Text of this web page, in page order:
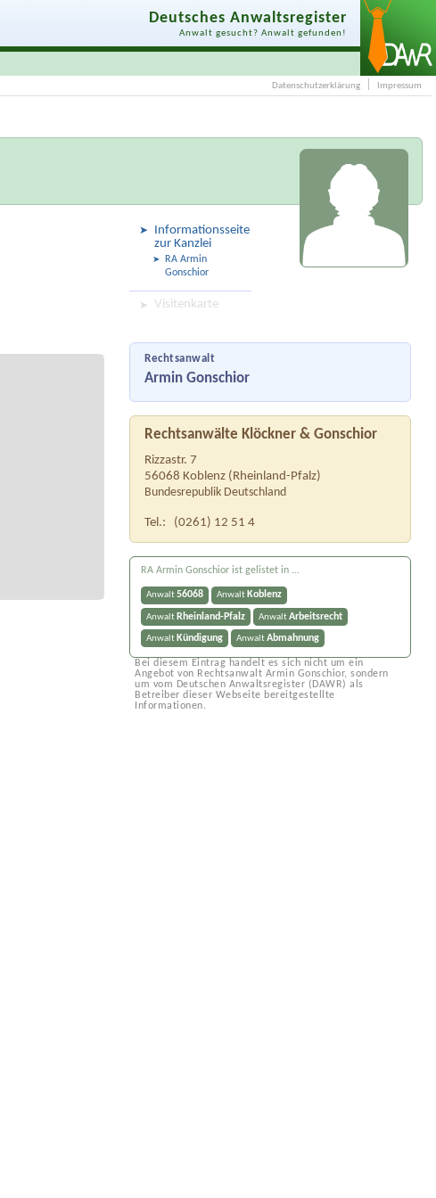
Deutsches Anwaltsregister
Anwalt gesucht? Anwalt gefunden!
Datenschutzerklärung Impressum
Informationsseite
zur Kanzlei
RA Armin
Gonschior
Visitenkarte
Rechtsanwalt
Armin Gonschior
Rechtsanwälte Klöckner & Gonschior
Rizzastr. 7
56068 Koblenz (Rheinland-Pfalz)
Bundesrepublik Deutschland
Tel.: (0261) 12 51 4
RA Armin Gonschior ist gelistet in ...
Anwalt56068 AnwaltKoblenz
Anwalt Rheinland-Pfalz AnwaltArbeitsrecht
Anwalt Kündigung AnwaltAbmahnung
Bei diesem Eintrag handelt es sich nicht um ein
Angebot von Rechtsanwalt Armin Gonschior, sondern
um vom Deutschen Anwaltsregister (DAWR) als
Betreiber dieser Webseite bereitgestellte
Informationen.